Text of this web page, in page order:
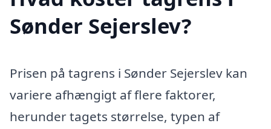
Sønder Sejerslev?
Prisen på tagrens i Sønder Sejerslev kan
variere afhængigt af flere faktorer,
herunder tagets størrelse, typen af